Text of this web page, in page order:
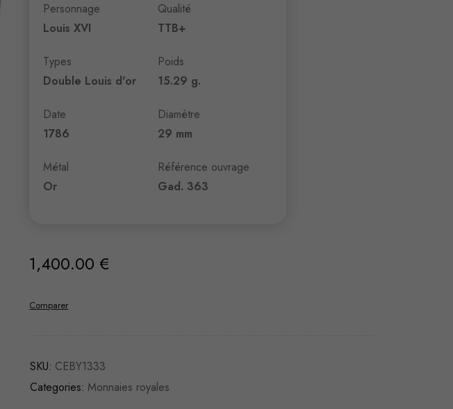
Personnage
Louis XVI
Types
Double Louis d'or
Date
1786
Métal
Or
Qualité
TTB+
Poids
15.29 g.
Diamètre
29 mm
Référence ouvrage
Gad. 363
1,400.00€
Comparer
SKU: CEBY1333
Categories: Monnaies royales